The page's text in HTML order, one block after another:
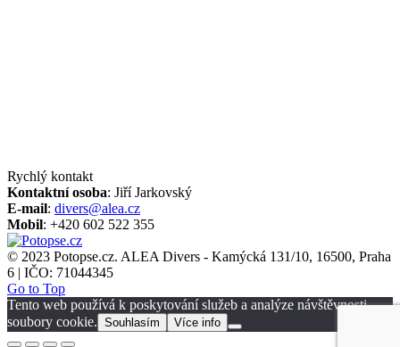
Rychlý kontakt
Kontaktní osoba: Jiří Jarkovský
E-mail: divers@alea.cz
Mobil: +420 602 522 355
© 2023 Potopse.cz. ALEA Divers - Kamýcká 131/10, 16500, Praha
6 | IČO: 71044345
Go to Top
Tento web používá k poskytování služeb a analýze návštěvnosti
soubory cookie. Souhlasím Více info